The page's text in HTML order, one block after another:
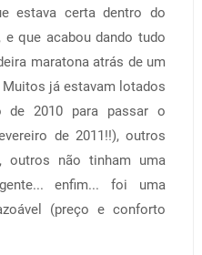
estava certa dentro do
que acabou dando tudo
maratona atrás de um
já estavam lotados
2010 para passar o
de 2011!!), outros
outros não tinham uma
enfim... foi uma
(preço e conforto